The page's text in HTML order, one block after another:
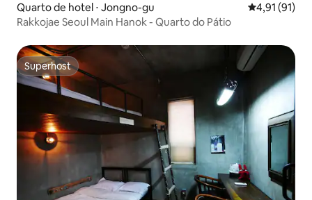
Quarto de hotel ⋅ Jongno-gu 4,91 de uma
4,91 (91)
Rakkojae Seoul Main Hanok - Quarto do Pátio
Superhost
Superhost